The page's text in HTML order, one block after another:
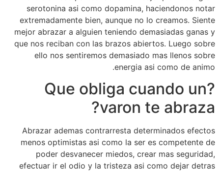
serotonina asi­ como dopamina, haciendonos notar
extremadamente bien, aunque no lo creamos. Siente
mejor abrazar a alguien teniendo demasiadas ganas y
que nos reciban con las brazos abiertos. Luego sobre
ello nos sentiremos demasiado mas llenos sobre
energia asi­ como de animo.
?Que obliga cuando un
varon te abraza?
Abrazar ademas contrarresta determinados efectos
menos optimistas asi­ como la ser es competente de
poder desvanecer miedos, crear mas seguridad,
efectuar ir el odio y la tristeza asi­ como dejar detras